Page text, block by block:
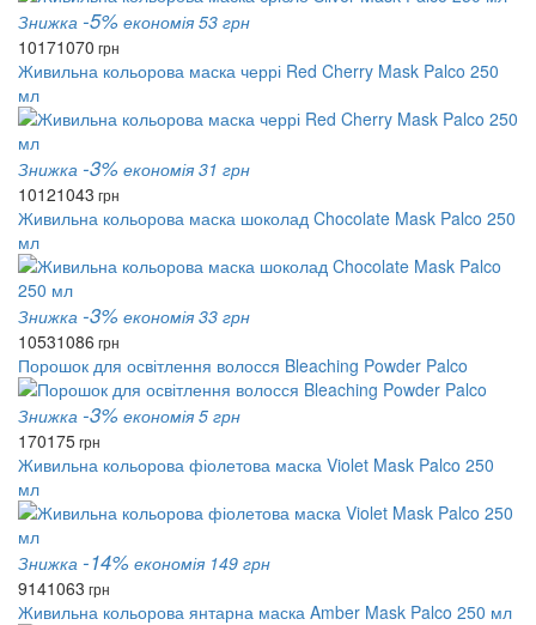
Знижка -5% економія 53 грн
10171070 грн
Живильна кольорова маска черрі Red Cherry Mask Palco 250
мл
Знижка -3% економія 31 грн
10121043 грн
Живильна кольорова маска шоколад Chocolate Mask Palco 250
мл
Знижка -3% економія 33 грн
10531086 грн
Порошок для освітлення волосся Bleaching Powder Palco
Знижка -3% економія 5 грн
170175грн
Живильна кольорова фіолетова маска Violet Mask Palco 250
мл
Знижка -14% економія 149 грн
9141063 грн
Живильна кольорова янтарна маска Amber Mask Palco 250 мл